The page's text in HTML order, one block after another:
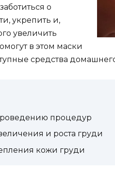
о
укрепить и,
увеличить
в этом маски
средства
процедур
и роста груди
кожи груди